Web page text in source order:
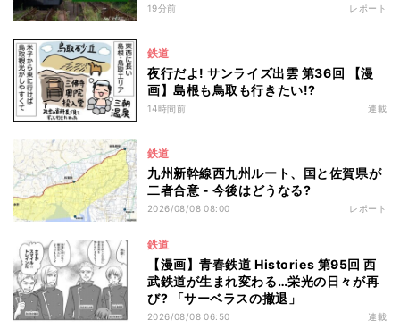
19分前 レポート
鉄道
夜行だよ! サンライズ出雲 第36回 【漫
画】島根も鳥取も行きたい!?
14時間前 連載
鉄道
九州新幹線西九州ルート、国と佐賀県が
二者合意 - 今後はどうなる?
2026/08/08 08:00 レポート
鉄道
【漫画】青春鉄道 Histories 第95回 西
武鉄道が生まれ変わる…栄光の日々が再
び? 「サーベラスの撤退」
2026/08/08 06:50 連載